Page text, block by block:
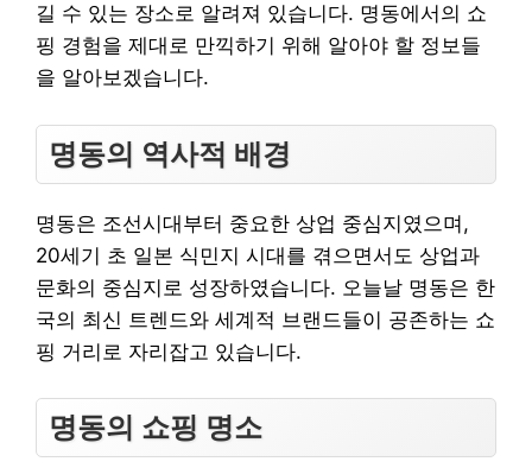
길 수 있는 장소로 알려져 있습니다. 명동에서의 쇼
핑 경험을 제대로 만끽하기 위해 알아야 할 정보들
을 알아보겠습니다.
명동의 역사적 배경
명동은 조선시대부터 중요한 상업 중심지였으며,
20세기 초 일본 식민지 시대를 겪으면서도 상업과
문화의 중심지로 성장하였습니다. 오늘날 명동은 한
국의 최신 트렌드와 세계적 브랜드들이 공존하는 쇼
핑 거리로 자리잡고 있습니다.
명동의 쇼핑 명소